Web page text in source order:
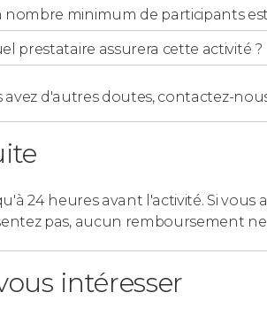
nombre minimum de participants
prestataire assurera cette activité ?
avez d'autres doutes, contactez-
24 heures avant l'activité. Si vous
pas, aucun remboursement ne
intéresser